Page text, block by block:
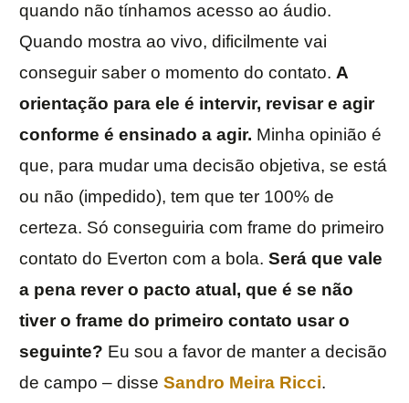
quando não tínhamos acesso ao áudio.
Quando mostra ao vivo, dificilmente vai
conseguir saber o momento do contato. A
orientação para ele é intervir, revisar e agir
conforme é ensinado a agir. Minha opinião é
que, para mudar uma decisão objetiva, se está
ou não (impedido), tem que ter 100% de
certeza. Só conseguiria com frame do primeiro
contato do Everton com a bola. Será que vale
a pena rever o pacto atual, que é se não
tiver o frame do primeiro contato usar o
seguinte? Eu sou a favor de manter a decisão
de campo – disse Sandro Meira Ricci.